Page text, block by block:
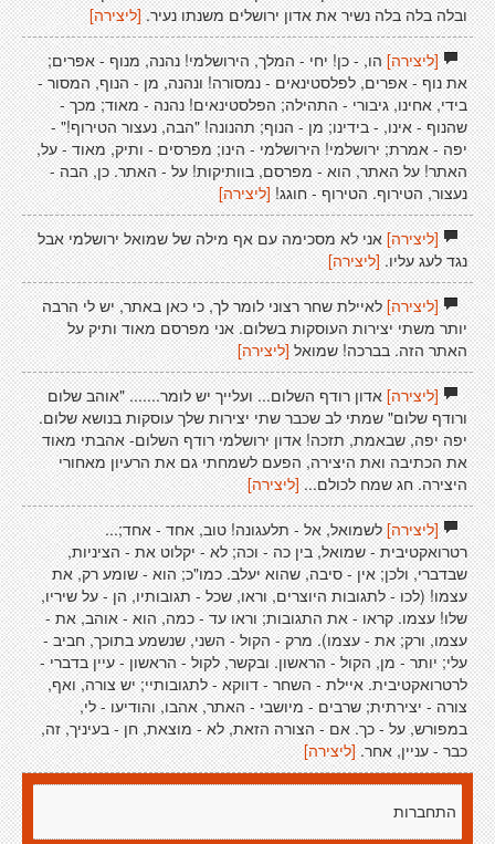
ובלה בלה בלה נשיר את אדון ירושלים משנתו נעיר. [ליצירה]
[ליצירה]הו, - כן! יחי - המלך, הירושלמי! נהנה, מנוף - אפרים;
את נוף - אפרים, לפלסטינאים - נמסורה! ונהנה, מן - הנוף, המסור -
בידי, אחינו, גיבורי - התהילה; הפלסטינאים! נהנה - מאוד; מכך -
שהנוף - אינו, - בידינו; מן - הנוף; תהנונה! "הבה, נעצור הטירוף!" -
יפה - אמרת; ירושלמי! הירושלמי - הינו; מפרסים - ותיק, מאוד - על,
האתר! על האתר, הוא - מפרסם, בוותיקות! על - האתר. כן, הבה -
נעצור, הטירוף. הטירוף - חוגג![ליצירה]
[ליצירה]אני לא מסכימה עם אף מילה של שמואל ירושלמי אבל
נגד לעג עליו. [ליצירה]
[ליצירה]לאיילת שחר רצוני לומר לך, כי כאן באתר, יש לי הרבה
יותר משתי יצירות העוסקות בשלום. אני מפרסם מאוד ותיק על
האתר הזה. בברכה! שמואל [ליצירה]
[ליצירה]אדון רודף השלום... ועלייך יש לומר....... "אוהב שלום
ורודף שלום" שמתי לב שכבר שתי יצירות שלך עוסקות בנושא שלום.
יפה יפה, שבאמת, תזכה! אדון ירושלמי רודף השלום- אהבתי מאוד
את הכתיבה ואת היצירה, הפעם לשמחתי גם את הרעיון מאחורי
היצירה. חג שמח לכולם... [ליצירה]
[ליצירה]לשמואל, אל - תלעגונה! טוב, אחד - אחד;...
רטרואקטיבית - שמואל, בין כה - וכה; לא - יקלוט את - הציניות,
שבדברי, ולכן; אין - סיבה, שהוא יעלב. כמו"כ; הוא - שומע רק, את
עצמו! (לכו - לתגובות היוצרים, וראו, שכל - תגובותיו, הן - על שיריו,
שלו! עצמו. קראו - את התגובות; וראו עד - כמה, הוא - אוהב, את -
עצמו, ורק; את - עצמו). מרק - הקול - השני, שנשמע בתוכך, חביב -
עלי; יותר - מן, הקול - הראשון. ובקשר, לקול - הראשון - עיין בדברי -
לרטרואקטיבית. איילת - השחר - דווקא - לתגובותיי; יש צורה, ואף,
צורה - יצירתית; שרבים - מיושבי - האתר, אהבו, והודיעו - לי,
במפורש, על - כך. אם - הצורה הזאת, לא - מוצאת, חן - בעיניך, זה,
כבר - עניין, אחר.[ליצירה]
התחברות